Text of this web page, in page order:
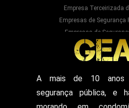
Empresa Terceirizada
Empresas de Segurança
Empresas de
Empresas Prestadoras de
Condominios
Empresas Prestadoras de
Prestação de Serviços
Recepcionista
A mais de 10 anos
segurança pública, e